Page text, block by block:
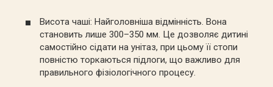
Висота чаші: Найголовніша відмінність. Вона
становить лише 300–350 мм. Це дозволяє дитині
самостійно сідати на унітаз, при цьому її стопи
повністю торкаються підлоги, що важливо для
правильного фізіологічного процесу.